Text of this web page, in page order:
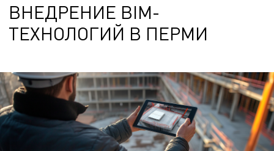
ВНЕДРЕНИЕ BIM-
ТЕХНОЛОГИЙ В ПЕРМИ
ВНЕДРЕНИЕ BIM-ТЕХНОЛОГИЙ С ЦЕЛЬЮ
ОПТИМИЗАЦИИ ПРОЕКТИРОВАНИЯ И
СТРОИТЕЛЬСТВА